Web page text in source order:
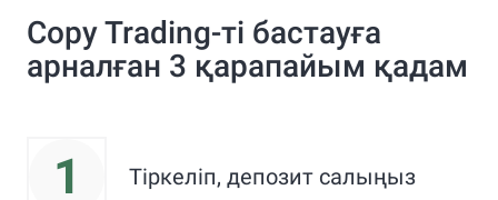
Copy Trading-ті бастауға
арналған 3 қарапайым қадам
1 Тіркеліп, депозит салыңыз